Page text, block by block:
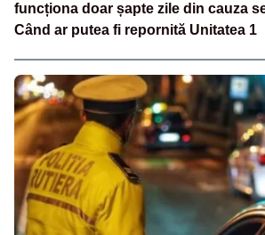
funcționa doar șapte zile din cauza
Când ar putea fi repornită Unitatea 1